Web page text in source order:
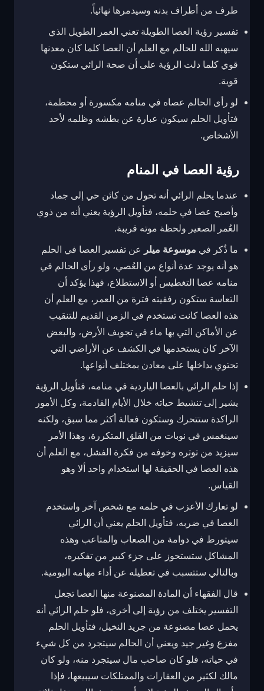
طرف من أطراف بدنه وسيدمرها نهائياً.
تفسير رؤية العصا الطويلة تعني العمر الطويل الذي
سيهبه الله للحالم مع العلم أن العصا كلما كان معدنها
قوي كلما دلت الرؤية على أن صحة الرائي ستكون
قوية.
لو رأى الحالم عصاه في منامه مكسورة أو محطمة،
فتأويل الحلم سيكون عبارة عن بطشه وظلمه لأحد
الأشخاص.
رؤية العصا في المنام
عندما يحلم الرائي أنه تحول من كائن حي إلى جماد
وأصبح عصا في حلمه، فتأويل الرؤية يعني أنه من ذوي
العُمر الصغير ولحظة موته قريبة.
ما ذُكر في موسوعة ميلر
عن تفسير العصا في الحلم
هو أنه يوجد عدة أنواع من العُصي، ولو رأى الحالم في
منامه عصا التغطيس أو الاستطلاع، فهذا يؤكد أن
التعاسة ستكون رفقيته فترة من العمر، مع العلم أن
هذه العصا كانت تستخدم في الزمن القديم للتنقيب
عن الأماكن التي بها ماء في تجويف الأرض، والبعض
الآخر كان يستخدمها في الكشف عن الأراضي التي
تحتوي بداخلها على معادن بمختلف أنواعها.
إذا حلم الرائي بالعصا الياردية في منامه، فتأويل الرؤية
يشير إلى تنشيط حياته خلال الأيام القادمة، وكل الأمور
الراكدة ستتحرك وستكون فعالة أكثر مما سبق، ولكنه
سينغمس في نوبات من القلق المتكررة، وهذا الأمر
سيزيد من توتره وخوفه من فكرة الفشل، مع العلم أن
هذه العصا في الحقيقة لها استخدام واحد ألا وهو
القياس.
لو تعارك الأعزب في حلمه مع شخص آخر واستخدم
العصا في ضربه، فتأويل الحلم يعني أن الرائي
سيتورط في دوامة من الصعاب والمتاعب وهذه
المشاكل ستستحوز على جزء كبير من تفكيره،
وبالتالي ستتسبب في تعطيله عن أداء مهامه اليومية.
قال الفقهاء أن المادة المصنوعة منها العصا تجعل
التفسير يختلف من رؤية إلى أخرى، فلو حلم الرائي أنه
يحمل عصا مصنوعة من جريد النخيل، فتأويل الحلم
مفزع وغير جيد ويعني أن الحالم سيتجرد من كل شيء
في حياته، فلو كان صاحب مال سيتجرد منه، ولو كان
مالك لكثير من العقارات والممتلكات سيبيعها، فإذا